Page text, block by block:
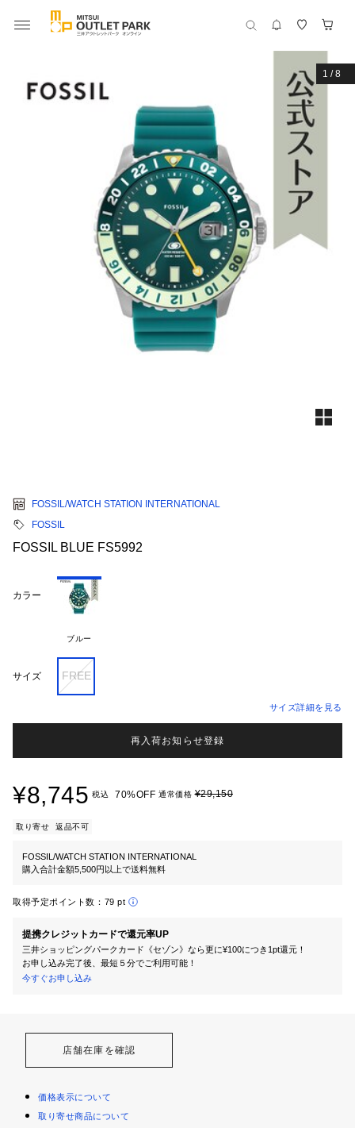
1 /8
FOSSIL/WATCH STATION INTERNATIONAL
FOSSIL
FOSSIL BLUE FS5992
カラー
ブルー
サイズ FREE
サイズ詳細を見る
再入荷お知らせ登録
¥8,745 税込 70%OFF 通常価格¥29,150
取り寄せ 返品不可
FOSSIL/WATCH STATION INTERNATIONAL
購入合計金額5,500円以上で送料無料
取得予定ポイント数： 79 pt
提携クレジットカードで還元率UP
三井ショッピングパークカード《セゾン》なら更に¥100につき1pt還元！
お申し込み完了後、最短５分でご利用可能！
今すぐお申し込み
店舗在庫を確認
価格表示について
取り寄せ商品について